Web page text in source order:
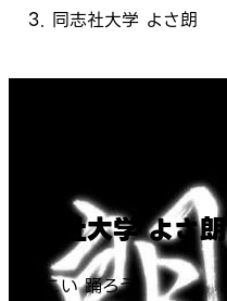
同志社大学 よさ朗
同志社大学 よさ朗
よさこい 踊ろう